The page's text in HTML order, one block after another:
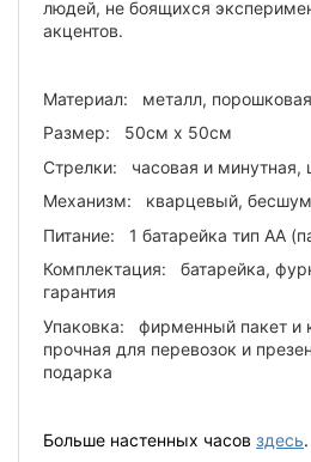
людей, не боящихся
акцентов.
Материал: металл,
Размер: 50см х 50см
Стрелки: часовая и минутная,
Механизм: кварцевый,
Питание: 1 батарейка тип АА
Комплектация: батарейка,
гарантия
Упаковка: фирменный пакет и
прочная для перевозок и
подарка
Больше настенных часов здесь.